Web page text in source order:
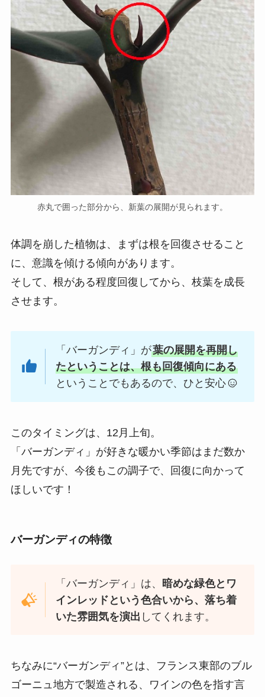
赤丸で囲った部分から、新葉の展開が見られます。
体調を崩した植物は、まずは根を回復させること
に、意識を傾ける傾向があります。
そして、根がある程度回復してから、枝葉を成長
させます。
「バーガンディ」が葉の展開を再開し
たということは、根も回復傾向にある
ということでもあるので、ひと安心
このタイミングは、12月上旬。
「バーガンディ」が好きな暖かい季節はまだ数か
月先ですが、今後もこの調子で、回復に向かって
ほしいです！
バーガンディの特徴
「バーガンディ」は、
暗めな緑色とワ
インレッドという色合いから、落ち着
いた雰囲気を演出 してくれます。
ちなみに“バーガンディ”とは、フランス東部のブル
ゴーニュ地方で製造される、ワインの色を指す言